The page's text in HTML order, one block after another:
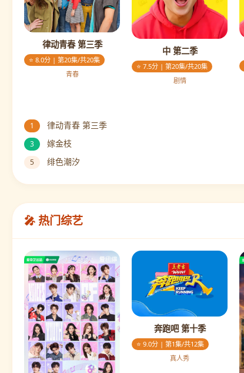
律动青春 第三季
⭐ 8.0分 | 第20集/共20集
青春
中 第二季
⭐ 7.5分 | 第20集/共20集
剧情
1 律动青春 第三季
3 嫁金枝
5 绯色潮汐
🎤 热门综艺
奔跑吧 第十季
⭐ 9.0分 | 第1集/共12集
真人秀